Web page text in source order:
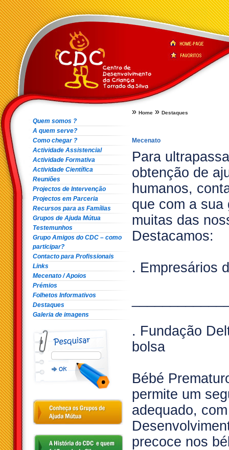
Quem somos ?
A quem serve?
Como chegar ?
Actividade Assistencial
Actividade Formativa
Actividade Científica
Reuniões
Projectos de Intervenção
Projectos em Parceria
Recursos para as Famílias
Grupos de Ajuda Mútua
Testemunhos
Grupo Amigos do CDC – como
participar?
Contacto para Profissionais
Links
Mecenato / Apoios
Prémios
Folhetos Informativos
Destaques
Galeria de imagens
» Home » Destaques
Mecenato
Para
obtenção de
humanos,
que com a sua
muitas das
Destacamos:
. Empresários
. Fundação
bolsa
Bébé
permite um
adequado,
precoce nos